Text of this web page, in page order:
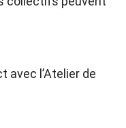
avec l’Atelier de